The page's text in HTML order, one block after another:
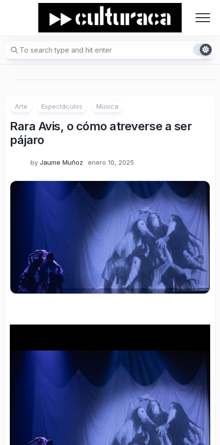
Arte Espectáculos Música
Rara Avis, o cómo atreverse a ser
pájaro
by Jaume Muñoz enero 10, 2025